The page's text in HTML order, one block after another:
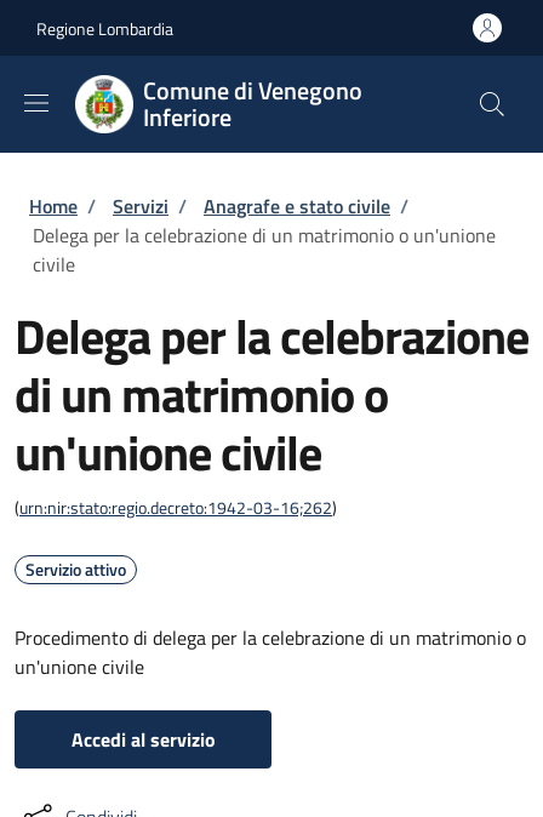
Regione Lombardia
Comune di Venegono
Inferiore
Briciole di pane
Home / Servizi / Anagrafe e stato civile /
Delega per la celebrazione di un matrimonio o un'unione
civile
Delega per la celebrazione
di un matrimonio o
un'unione civile
(urn:nir:stato:regio.decreto:1942-03-16;262)
Servizio attivo
Procedimento di delega per la celebrazione di un matrimonio o
un'unione civile
Accedi al servizio